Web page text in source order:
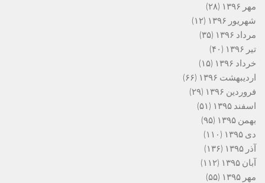
مهر ۱۳۹۶
(۲۸)
شهریور ۱۳۹۶
(۱۲)
مرداد ۱۳۹۶
(۳۵)
تیر ۱۳۹۶
(۴۰)
خرداد ۱۳۹۶
(۱۵)
اردیبهشت ۱۳۹۶
(۶۶)
فروردین ۱۳۹۶
(۲۹)
اسفند ۱۳۹۵
(۵۱)
بهمن ۱۳۹۵
(۹۵)
دی ۱۳۹۵
(۱۱۰)
آذر ۱۳۹۵
(۱۳۶)
آبان ۱۳۹۵
(۱۱۲)
مهر ۱۳۹۵
(۵۵)